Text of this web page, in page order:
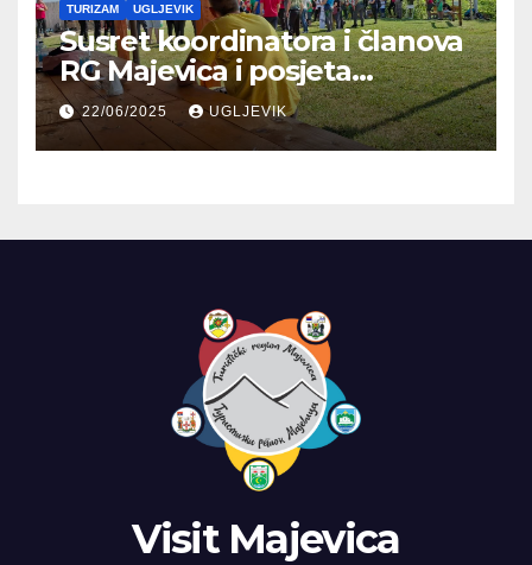
TURIZAM
UGLJEVIK
Susret koordinatora i članova
RG Majevica i posjeta
Planinarskom domu
22/06/2025 UGLJEVIK
Visit Majevica